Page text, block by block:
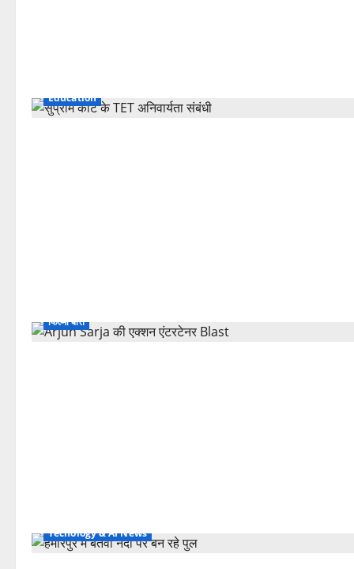
Education
फिल्मी बातें
Tecnology & AI News